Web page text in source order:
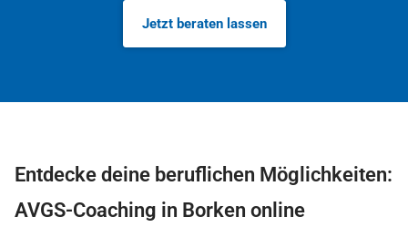
Jetzt beraten lassen
Entdecke deine beruflichen Möglichkeiten:
AVGS-Coaching in Borken online